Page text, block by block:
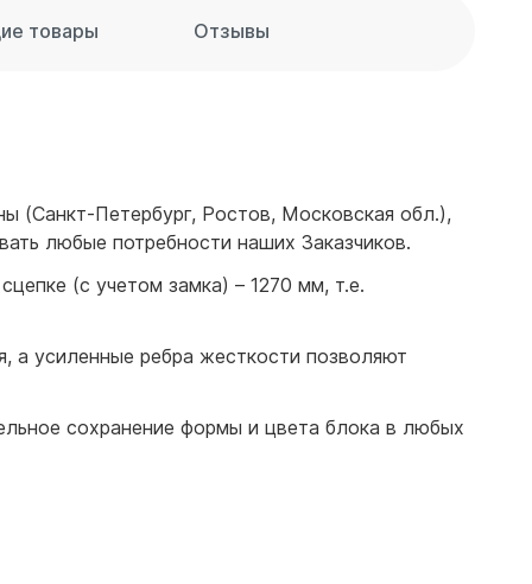
товары Отзывы
(Санкт-Петербург, Ростов, Московская обл.),
любые потребности наших Заказчиков.
(с учетом замка) – 1270 мм, т.е.
а усиленные ребра жесткости позволяют
сохранение формы и цвета блока в любых